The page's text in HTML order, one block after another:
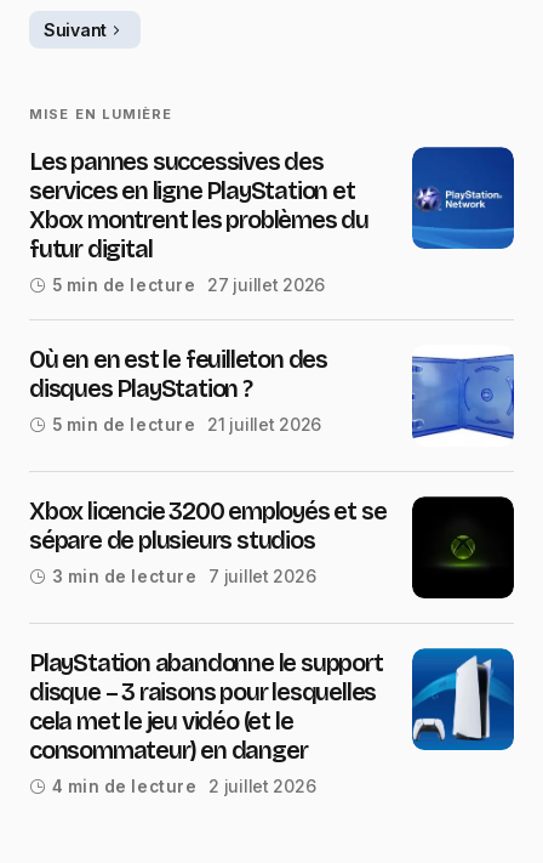
Suivant
MISE EN LUMIÈRE
Les pannes successives des
services en ligne PlayStation et
Xbox montrent les problèmes du
futur digital
5 min de lecture 27 juillet 2026
Où en en est le feuilleton des
disques PlayStation ?
5 min de lecture 21 juillet 2026
Xbox licencie 3200 employés et se
sépare de plusieurs studios
3 min de lecture 7 juillet 2026
PlayStation abandonne le support
disque – 3 raisons pour lesquelles
cela met le jeu vidéo (et le
consommateur) en danger
4 min de lecture 2 juillet 2026